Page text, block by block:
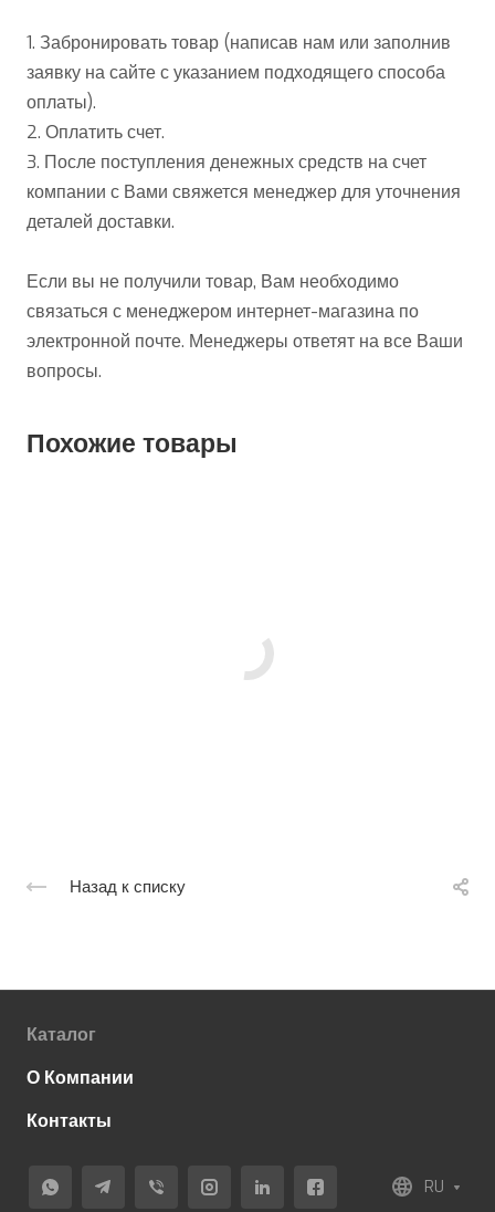
1. Забронировать товар (написав нам или заполнив
заявку на сайте с указанием подходящего способа
оплаты).
2. Оплатить счет.
3. После поступления денежных средств на счет
компании с Вами свяжется менеджер для уточнения
деталей доставки.
Если вы не получили товар, Вам необходимо
связаться с менеджером интернет-магазина по
электронной почте. Менеджеры ответят на все Ваши
вопросы.
Похожие товары
Назад к списку
Каталог
О Компании
Контакты
RU